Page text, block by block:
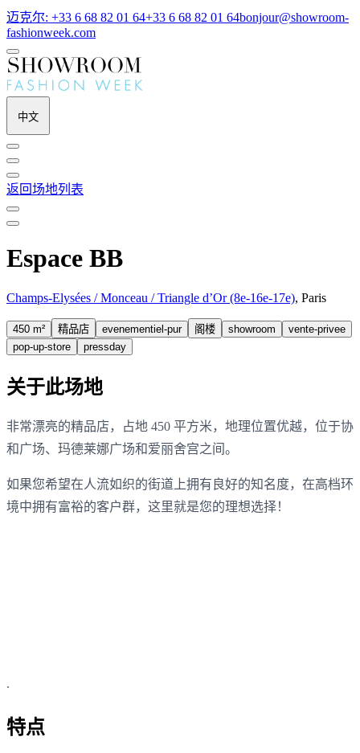
迈克尔: +33 6 68 82 01 64+33 6 68 82 01 64bonjour@showroom-
fashionweek.com
中文
返回场地列表
Espace BB
Champs-Elysées / Monceau / Triangle d’Or (8e-16e-17e), Paris
450 m² 精品店 evenementiel-pur 阁楼 showroom
vente-privee
pop-up-store
pressday
关于此场地
非常漂亮的精品店，占地 450 平方米，地理位置优越，位于协
和广场、玛德莱娜广场和爱丽舍宫之间。
如果您希望在人流如织的街道上拥有良好的知名度，在高档环
境中拥有富裕的客户群，这里就是您的理想选择！
.
特点